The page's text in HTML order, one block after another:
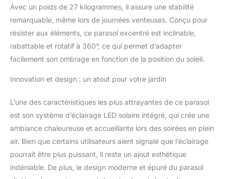
Avec un poids de 27 kilogrammes, il assure une stabilité
remarquable, même lors de journées venteuses. Conçu pour
résister aux éléments, ce parasol excentré est inclinable,
rabattable et rotatif à 360°, ce qui permet d’adapter
facilement son ombrage en fonction de la position du soleil.
Innovation et design : un atout pour votre jardin
L’une des caractéristiques les plus attrayantes de ce parasol
est son système d’éclairage LED solaire intégré, qui crée une
ambiance chaleureuse et accueillante lors des soirées en plein
air. Bien que certains utilisateurs aient signalé que l’éclairage
pourrait être plus puissant, il reste un ajout esthétique
indéniable. De plus, le design moderne et épuré du parasol